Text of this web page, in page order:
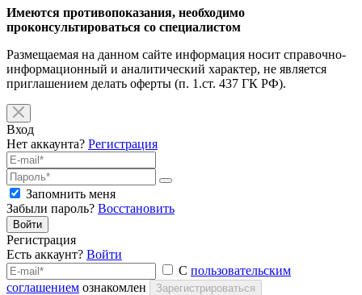
Имеются противопоказания, необходимо
проконсультироваться со специалистом
Размещаемая на данном сайте информация носит справочно-
информационный и аналитический характер, не является
приглашением делать оферты (п. 1.ст. 437 ГК РФ).
Вход
Нет аккаунта? Регистрация
Запомнить меня
Забыли пароль? Восстановить
Войти
Регистрация
Есть аккаунт? Войти
С пользовательским
соглашением ознакомлен Зарегистрироваться